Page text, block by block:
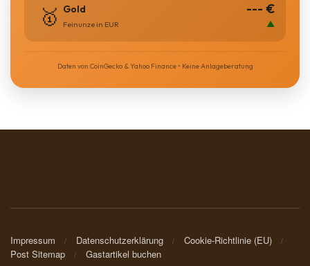
🥇 Gold
Feinunze in EUR
--- €
▲
Daten von CoinGecko & Yahoo Finance • Keine Anlageberatung
Impressum Datenschutzerklärung
Cookie-Richtlinie (EU)
Post Sitemap
Gastartikel buchen